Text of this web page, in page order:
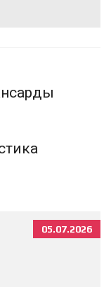
05.07.2026